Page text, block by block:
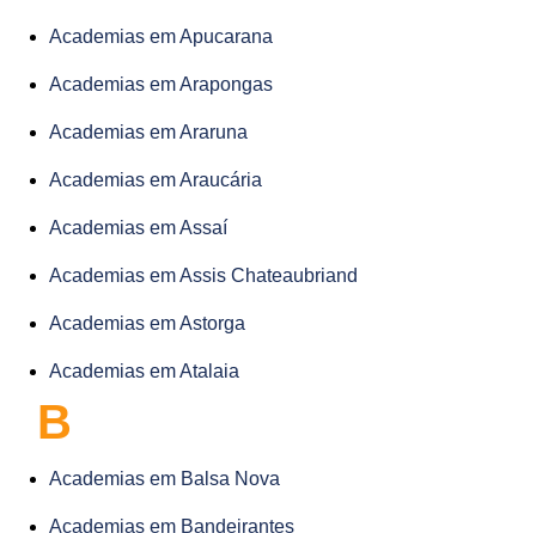
Academias em Apucarana
Academias em Arapongas
Academias em Araruna
Academias em Araucária
Academias em Assaí
Academias em Assis Chateaubriand
Academias em Astorga
Academias em Atalaia
B
Academias em Balsa Nova
Academias em Bandeirantes